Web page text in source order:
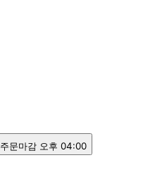
주문마감 오후 04:00